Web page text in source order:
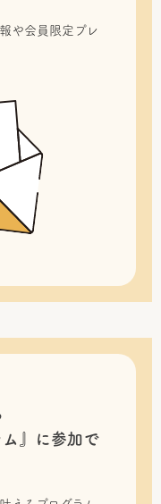
や会員限定プレ
』に 参加で